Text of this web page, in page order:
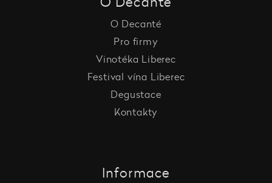
O Decanté
Pro firmy
Vinotéka Liberec
Festival vína Liberec
Degustace
Kontakty
Informace